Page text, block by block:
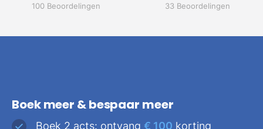
100 Beoordelingen 33 Beoordelingen
Boek meer & bespaar meer
Boek 2 acts: ontvang € 100 korting